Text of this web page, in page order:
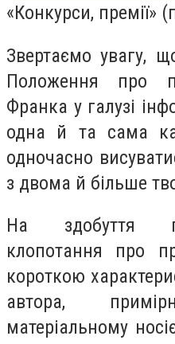
«Конкурси, премії»
Звертаємо увагу,
Положення про
Франка у галузі
одна й та сама
одночасно
з двома й більше
На здобуття
клопотання про
короткою
автора,
матеріальному